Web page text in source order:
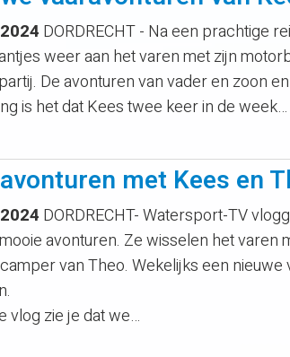
DORDRECHT - Na een prachtige
weer aan het varen met zijn
De avonturen van vader en zoon
is het dat Kees twee keer in de week…
met Kees en
DORDRECHT- Watersport-TV
avonturen. Ze wisselen het
van Theo. Wekelijks een
vlog zie je dat we…